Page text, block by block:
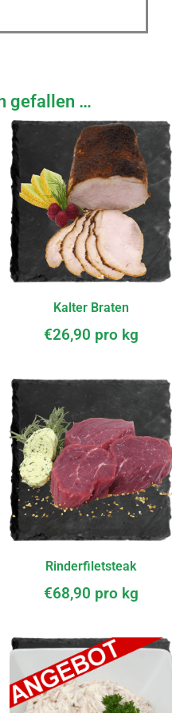
gefallen …
Kalter Braten
€26,90 pro kg
Rinderfiletsteak
€68,90 pro kg